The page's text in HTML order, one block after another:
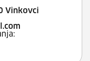
Vinkovci